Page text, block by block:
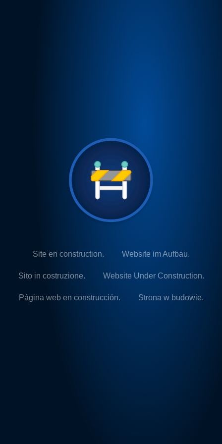
Site en construction. Website im Aufbau.
Sito in costruzione. Website Under Construction.
Página web en construcción. Strona w budowie.